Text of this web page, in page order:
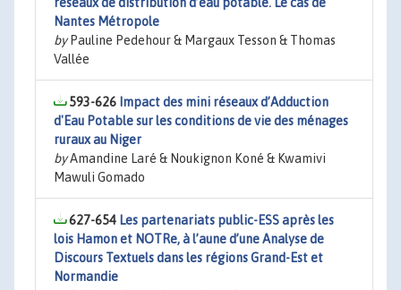
Nantes Métropole
byPauline Pedehour & Margaux Tesson & Thomas
Vallée
593-626 Impact des mini réseaux d’Adduction
d'Eau Potable sur les conditions de vie des ménages
ruraux au Niger
byAmandine Laré & Noukignon Koné & Kwamivi
Mawuli Gomado
627-654 Les partenariats public-ESS après les
lois Hamon et NOTRe, à l’aune d’une Analyse de
Discours Textuels dans les régions Grand-Est et
Normandie